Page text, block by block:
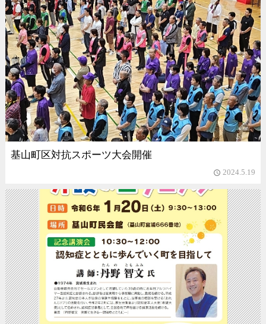
基山町区対抗スポーツ大会開催
access_time 2024.5.19